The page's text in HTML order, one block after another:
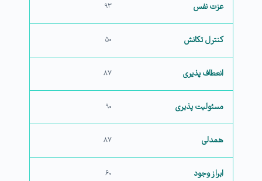
عزت نفس ۹۳
کنترل تکانش ۵۰
انعطاف پذیری ۸۷
مسئولیت پذیری ۹۰
همدلی ۸۷
ابراز وجود ۶۰